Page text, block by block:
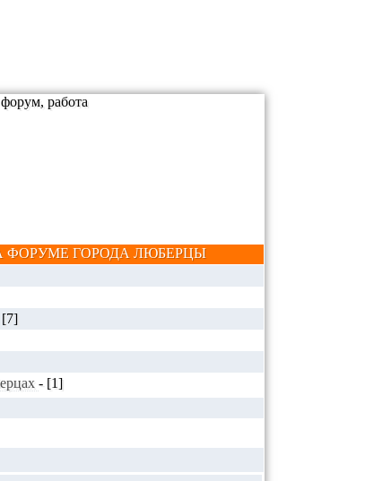
ГОРОДА ЛЮБЕРЦЫ
[7]
- [1]